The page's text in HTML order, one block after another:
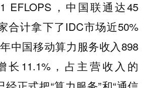
EFLOPS，中国联通达45
合计拿下了IDC市场近50%
中国移动算力服务收入898
长11.1%，占主营收入的